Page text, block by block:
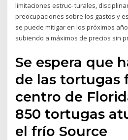
limitaciones estruc- turales,
preocupaciones sobre los gastos y
se puede mitigar en los próximos
subiendo a máximos de precios sin
Se espera que
de las tortugas
centro de
850 tortugas
el frío Source